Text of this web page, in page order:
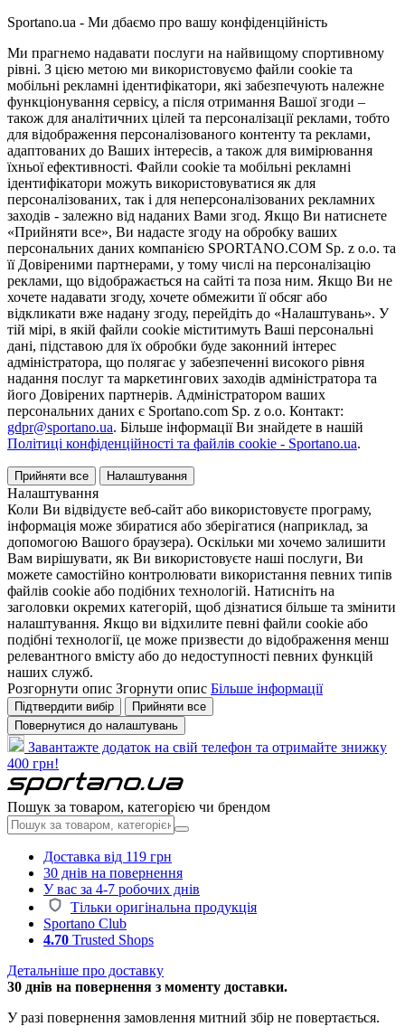
Sportano.ua - Ми дбаємо про вашу конфіденційність
Ми прагнемо надавати послуги на найвищому спортивному
рівні. З цією метою ми використовуємо файли cookie та
мобільні рекламні ідентифікатори, які забезпечують належне
функціонування сервісу, а після отримання Вашої згоди –
також для аналітичних цілей та персоналізації реклами, тобто
для відображення персоналізованого контенту та реклами,
адаптованих до Ваших інтересів, а також для вимірювання
їхньої ефективності. Файли cookie та мобільні рекламні
ідентифікатори можуть використовуватися як для
персоналізованих, так і для неперсоналізованих рекламних
заходів - залежно від наданих Вами згод. Якщо Ви натиснете
«Прийняти все», Ви надасте згоду на обробку ваших
персональних даних компанією SPORTANO.COM Sp. z o.o. та
її Довіреними партнерами, у тому числі на персоналізацію
реклами, що відображається на сайті та поза ним. Якщо Ви не
хочете надавати згоду, хочете обмежити її обсяг або
відкликати вже надану згоду, перейдіть до «Налаштувань». У
тій мірі, в якій файли cookie міститимуть Ваші персональні
дані, підставою для їх обробки буде законний інтерес
адміністратора, що полягає у забезпеченні високого рівня
надання послуг та маркетингових заходів адміністратора та
його Довірених партнерів. Адміністратором ваших
персональних даних є Sportano.com Sp. z o.o. Контакт:
gdpr@sportano.ua. Більше інформації Ви знайдете в нашій
Політиці конфіденційності та файлів cookie - Sportano.ua.
Прийняти все Налаштування
Налаштування
Коли Ви відвідуєте веб-сайт або використовуєте програму,
інформація може збиратися або зберігатися (наприклад, за
допомогою Вашого браузера). Оскільки ми хочемо залишити
Вам вирішувати, як Ви використовуєте наші послуги, Ви
можете самостійно контролювати використання певних типів
файлів cookie або подібних технологій. Натисніть на
заголовки окремих категорій, щоб дізнатися більше та змінити
налаштування. Якщо ви відхилите певні файли cookie або
подібні технології, це може призвести до відображення менш
релевантного вмісту або до недоступності певних функцій
наших служб.
Розгорнути опис Згорнути опис Більше інформації
Підтвердити вибір
Прийняти все
Повернутися до налаштувань
Завантажте додаток на свій телефон та отримайте знижку
400 грн!
Пошук за товаром, категорією чи брендом
Доставка від 119 грн
30 днів на повернення
У вас за 4-7 робочих днів
Тільки оригінальна продукція
Sportano Club
4.70 Trusted Shops
Детальніше про доставку
30 днів на повернення з моменту доставки.
У разі повернення замовлення митний збір не повертається.